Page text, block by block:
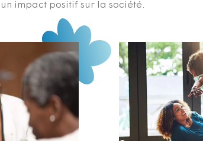
impact positif sur la société.